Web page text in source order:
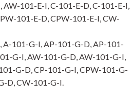
101-E-I, C-101-E-D, C-101-E-I,
101-E-D, CPW-101-E-I, CW-
A-101-G-I, AP-101-G-D, AP-101-
G-I, AW-101-G-D, AW-101-G-I,
G-D, CP-101-G-I, CPW-101-G-
D, CW-101-G-I.